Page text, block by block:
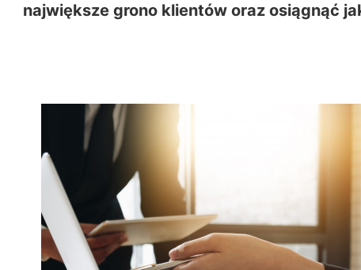
największe grono klientów oraz osiągnąć